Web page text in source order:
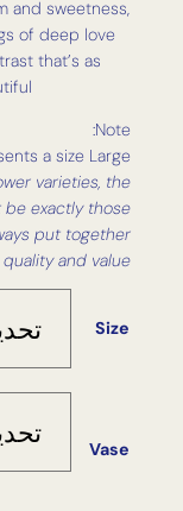
and sweetness,
of deep love
that’s as
Note:
a size Large
varieties, the
be exactly those
put together
and value.
Size
Vase